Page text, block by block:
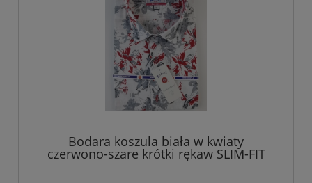
Bodara koszula biała w kwiaty
czerwono-szare krótki rękaw SLIM-FIT